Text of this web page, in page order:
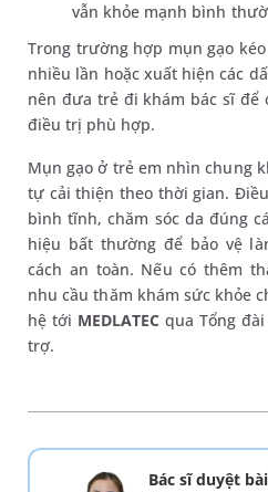
vẫn khỏe mạnh bình
Trong trường hợp mụn gạo
nhiều lần hoặc xuất hiện các
nên đưa trẻ đi khám bác sĩ để
điều trị phù hợp.
Mụn gạo ở trẻ em nhìn chung
tự cải thiện theo thời gian.
bình tĩnh, chăm sóc da đúng
hiệu bất thường để bảo vệ
cách an toàn. Nếu có thêm
nhu cầu thăm khám sức khỏe
hệ tới MEDLATECqua Tổng đài
trợ.
Bác sĩ duyệt